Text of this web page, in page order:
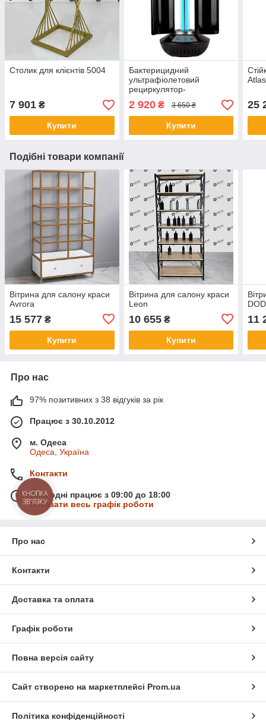
Столик для клієнтів 5004
7 901 ₴
Купити
Бактерицидний
ультрафіолетовий
рециркулятор-
опромінювач 2 в 1 LF-
ZBAP001
2 920₴ 3 650 ₴
Купити
Atlas
25
Подібні товари компанії
Вітрина для салону краси
Avrora
15 577 ₴
Купити
Вітрина для салону краси
Leon
10 655₴
Купити
11
Про нас
97% позитивних з 38 відгуків за рік
Працює з 30.10.2012
м. Одеса
Одеса, Україна
Контакти
Сьогодні працює з 09:00 до 18:00
Показати весь графік роботи
Про нас
Контакти
Доставка та оплата
Графік роботи
Повна версія сайту
Сайт створено на маркетплейсі Prom.ua
Політика конфіденційності
КНОПКА
ЗВ'ЯЗКУ